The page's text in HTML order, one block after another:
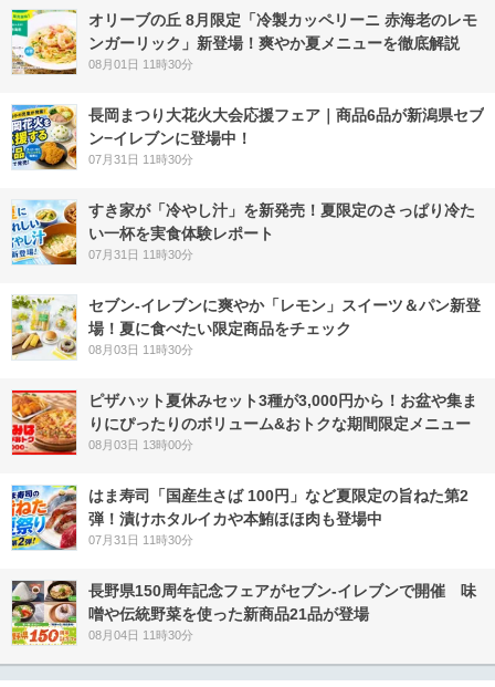
オリーブの丘 8月限定「冷製カッペリーニ 赤海老のレモ
ンガーリック」新登場！爽やか夏メニューを徹底解説
08月01日 11時30分
長岡まつり大花火大会応援フェア｜商品6品が新潟県セブ
ン−イレブンに登場中！
07月31日 11時30分
すき家が「冷やし汁」を新発売！夏限定のさっぱり冷た
い一杯を実食体験レポート
07月31日 11時30分
セブン‐イレブンに爽やか「レモン」スイーツ＆パン新登
場！夏に食べたい限定商品をチェック
08月03日 11時30分
ピザハット夏休みセット3種が3,000円から！お盆や集ま
りにぴったりのボリューム&おトクな期間限定メニュー
08月03日 13時00分
はま寿司「国産生さば 100円」など夏限定の旨ねた第2
弾！漬けホタルイカや本鮪ほほ肉も登場中
07月31日 11時30分
長野県150周年記念フェアがセブン-イレブンで開催 味
噌や伝統野菜を使った新商品21品が登場
08月04日 11時30分